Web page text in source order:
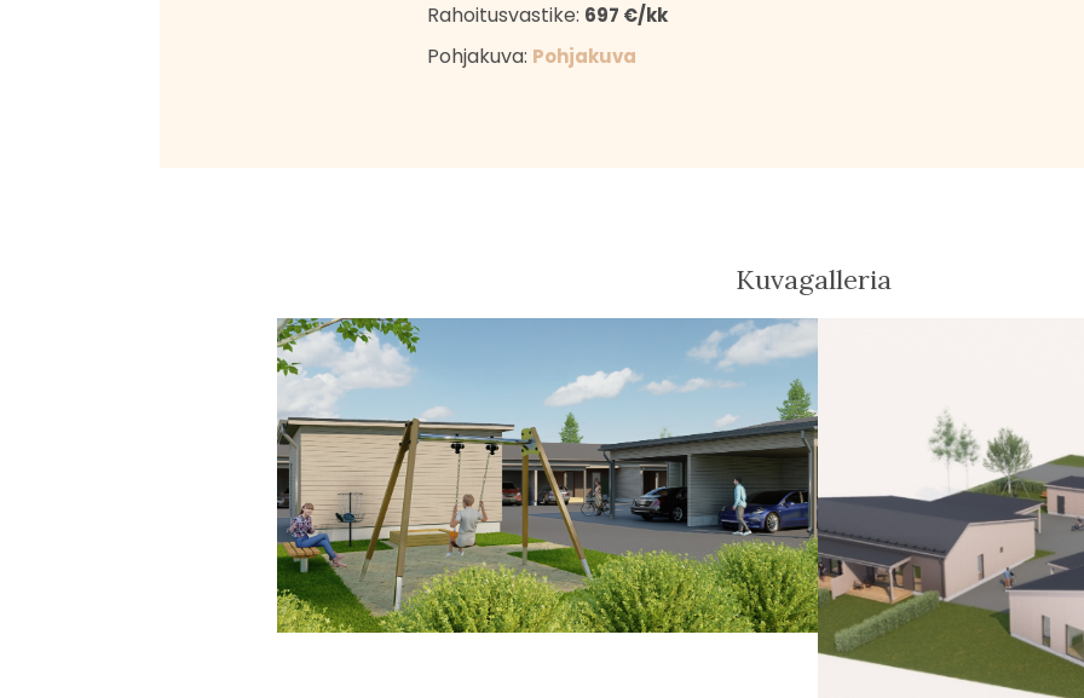
Rahoitusvastike: 697 €/kk
Pohjakuva: Pohjakuva
Kuvagalleria